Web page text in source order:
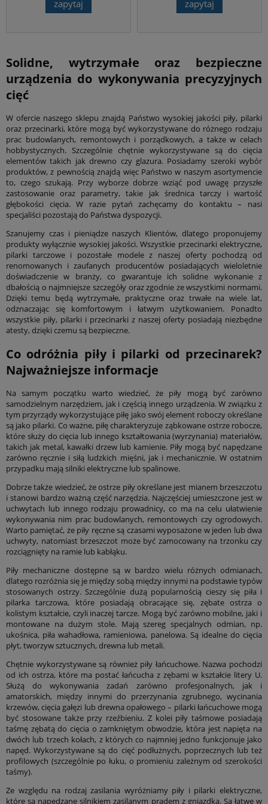
zapytaj zapytaj
Solidne, wytrzymałe oraz bezpieczne
urządzenia do wykonywania precyzyjnych
cięć
W ofercie naszego sklepu znajdą Państwo wysokiej jakości piły, pilarki
oraz przecinarki, które mogą być wykorzystywane do różnego rodzaju
prac budowlanych, remontowych i porządkowych, a także w celach
hobbystycznych. Szczególnie chętnie wykorzystywane są do cięcia
elementów takich jak drewno czy glazura. Posiadamy szeroki wybór
produktów, z pewnością znajdą więc Państwo w naszym asortymencie
to, czego szukają. Przy wyborze dobrze wziąć pod uwagę przyszłe
zastosowanie oraz parametry, takie jak średnica tarczy i wartość
głębokości cięcia. W razie pytań zachęcamy do kontaktu – nasi
specjaliści pozostają do Państwa dyspozycji.
Szanujemy czas i pieniądze naszych Klientów, dlatego proponujemy
produkty wyłącznie wysokiej jakości. Wszystkie przecinarki elektryczne,
pilarki tarczowe i pozostałe modele z naszej oferty pochodzą od
renomowanych i zaufanych producentów posiadających wieloletnie
doświadczenie w branży, co gwarantuje ich solidne wykonanie z
dbałością o najmniejsze szczegóły oraz zgodnie ze wszystkimi normami.
Dzięki temu będą wytrzymałe, praktyczne oraz trwałe na wiele lat,
odznaczając się komfortowym i łatwym użytkowaniem. Ponadto
wszystkie piły, pilarki i przecinarki z naszej oferty posiadają niezbędne
atesty, dzięki czemu są bezpieczne.
Co odróżnia piły i pilarki od przecinarek?
Najważniejsze informacje
Na samym początku warto wiedzieć, że piły mogą być zarówno
samodzielnym narzędziem, jak i częścią innego urządzenia. W związku z
tym przyrządy wykorzystujące piłę jako swój element roboczy określane
są jako pilarki. Co ważne, piłę charakteryzuje ząbkowane ostrze robocze,
które służy do cięcia lub innego kształtowania (wyrzynania) materiałów,
takich jak metal, kawałki drzew lub kamienie. Piły mogą być napędzane
zarówno ręcznie i siłą ludzkich mięśni, jak i mechanicznie. W ostatnim
przypadku mają silniki elektryczne lub spalinowe.
Dobrze także wiedzieć, że ostrze piły określane jest mianem brzeszczotu
i stanowi bardzo ważną część narzędzia. Najczęściej umieszczone jest w
uchwytach lub innego rodzaju prowadnicy, co ma na celu ułatwienie
wykonywania nim prac budowlanych, remontowych czy ogrodowych.
Warto pamiętać, że piły ręczne są czasami wyposażone w jeden lub dwa
uchwyty, natomiast brzeszczot może być zamocowany na trzonku czy
rozciągnięty na ramie lub kabłąku.
Piły mechaniczne dostępne są w bardzo wielu różnych odmianach,
dlatego rozróżnia się je między sobą między innymi na podstawie typów
stosowanych ostrzy. Szczególnie dużą popularnością cieszy się piła i
pilarka tarczowa, które posiadają obracające się, zębate ostrza o
kolistym kształcie, czyli inaczej tarcze. Mogą być zarówno mobilne, jaki i
montowane na dużym stole. Mają szereg specjalnych odmian, np.
ukośnica, piła wahadłowa, ramieniowa, panelowa. Są idealne do cięcia
płyt, tworzyw sztucznych, drewna lub metali.
Chętnie wykorzystywane są również piły łańcuchowe. Nazwa pochodzi
od ich ostrza, które ma postać łańcucha z zębami w kształcie litery U.
Służą do wykonywania zadań zarówno profesjonalnych, jak i
amatorskich, między innymi do przerzynania zgrubnego, wycinania
krzewów, cięcia gałęzi lub drewna opałowego – pilarki łańcuchowe mogą
być stosowane także przy rzeźbieniu. Z kolei piły taśmowe posiadają
taśmę zębatą do cięcia o zamkniętym obwodzie, która jest napięta na
dwóch lub trzech kołach, z których co najmniej jedno funkcjonuje jako
napęd. Wykorzystywane są do cięć podłużnych, poprzecznych lub też
profilowych (szczególnie po łuku, o promieniu zależnym od szerokości
taśmy).
Ze względu na rodzaj zasilania wyróżniamy piły i pilarki elektryczne,
które są napędzane silnikiem zasilanym prądem z gniazdka. Są łatwe w